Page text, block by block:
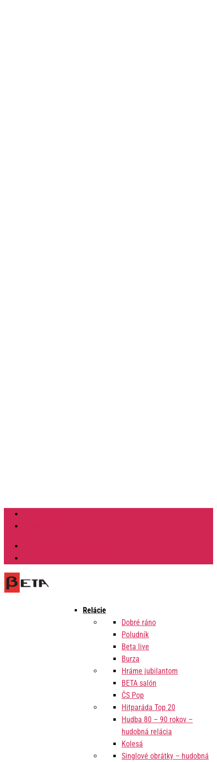
Relácie
Dobré ráno
Poludník
Beta live
Burza
Hráme jubilantom
BETA salón
ČS Pop
Hitparáda Top 20
Hudba 80 – 90 rokov –
hudobná relácia
Kolesá
Singlové obrátky – hudobná